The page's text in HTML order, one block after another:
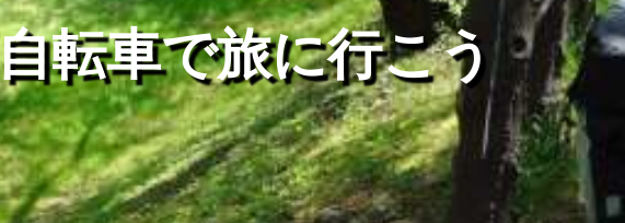
転車で旅に行こう